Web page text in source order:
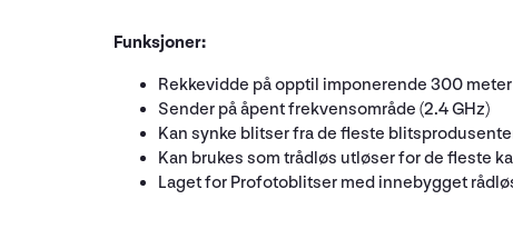
Funksjoner:
Rekkevidde på opptil imponerende 300 meter
Sender på åpent frekvensområde (2.4 GHz)
Kan synke blitser fra de fleste
Kan brukes som trådløs utløser for de fleste
Laget for Profotoblitser med innebygget